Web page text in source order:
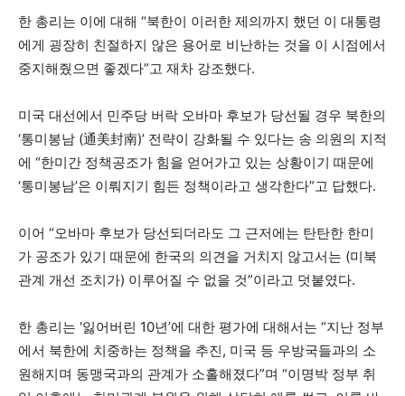
한 총리는 이에 대해 “북한이 이러한 제의까지 했던 이 대통령
에게 굉장히 친절하지 않은 용어로 비난하는 것을 이 시점에서
중지해줬으면 좋겠다”고 재차 강조했다.
미국 대선에서 민주당 버락 오바마 후보가 당선될 경우 북한의
‘통미봉남 (通美封南)’ 전략이 강화될 수 있다는 송 의원의 지적
에 “한미간 정책공조가 힘을 얻어가고 있는 상황이기 때문에
‘통미봉남’은 이뤄지기 힘든 정책이라고 생각한다”고 답했다.
이어 “오바마 후보가 당선되더라도 그 근저에는 탄탄한 한미
가 공조가 있기 때문에 한국의 의견을 거치지 않고서는 (미북
관계 개선 조치가) 이루어질 수 없을 것”이라고 덧붙였다.
한 총리는 ‘잃어버린 10년’에 대한 평가에 대해서는 “지난 정부
에서 북한에 치중하는 정책을 추진, 미국 등 우방국들과의 소
원해지며 동맹국과의 관계가 소홀해졌다”며 “이명박 정부 취